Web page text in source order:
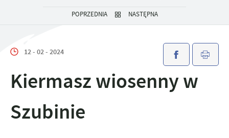
POPRZEDNIA NASTĘPNA
12 - 02 - 2024
Kiermasz wiosenny w
Szubinie